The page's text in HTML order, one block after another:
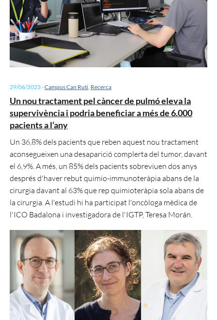
29/06/2023-Campus Can Ruti Recerca
Un nou tractament pel càncer de pulmó eleva la
supervivència i podria beneficiar a més de 6.000
pacients a l’any
Un 36,8% dels pacients que reben aquest nou tractament
aconsegueixen una desaparició complerta del tumor, davant
el 6,9%. A més, un 85% dels pacients sobreviuen dos anys
després d'haver rebut quimio-immunoteràpia abans de la
cirurgia davant al 63% que rep quimioteràpia sola abans de
la cirurgia. A l'estudi hi ha participat l'oncòloga mèdica de
l'ICO Badalona i investigadora de l'IGTP, Teresa Morán.